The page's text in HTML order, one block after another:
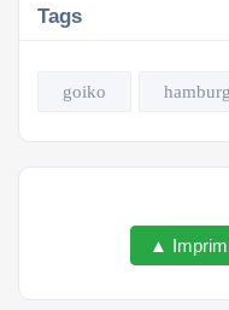
Tags
goiko
▲